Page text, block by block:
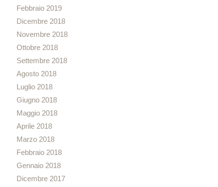
Febbraio 2019
Dicembre 2018
Novembre 2018
Ottobre 2018
Settembre 2018
Agosto 2018
Luglio 2018
Giugno 2018
Maggio 2018
Aprile 2018
Marzo 2018
Febbraio 2018
Gennaio 2018
Dicembre 2017